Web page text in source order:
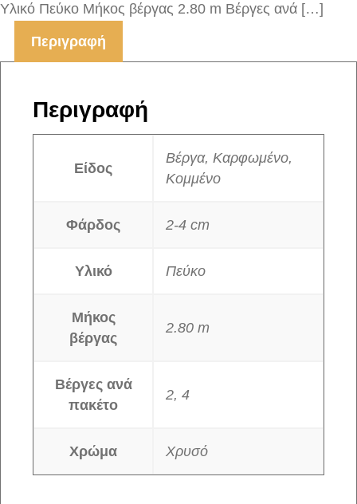
Υλικό Πεύκο Μήκος βέργας 2.80 m Βέργες ανά […]
Περιγραφή
Περιγραφή
Είδος
Βέργα, Καρφωμένο,
Κομμένο
Φάρδος 2-4 cm
Υλικό Πεύκο
Μήκος
βέργας
2.80 m
Βέργες ανά
πακέτο
2, 4
Χρώμα Χρυσό